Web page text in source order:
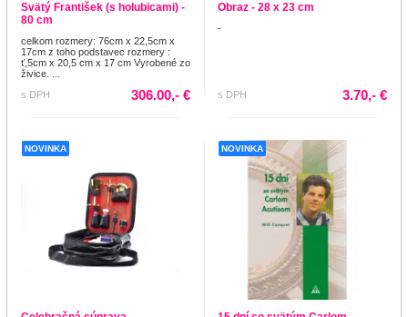
Svätý František (s holubicami) -
80 cm
celkom rozmery: 76cm x 22,5cm x
17cm z toho podstavec rozmery :
ť,5cm x 20,5 cm x 17 cm Vyrobené zo
živice. ...
s DPH
306.00,- €
Obraz - 28 x 23 cm
-
s DPH 3.70,- €
NOVINKA NOVINKA